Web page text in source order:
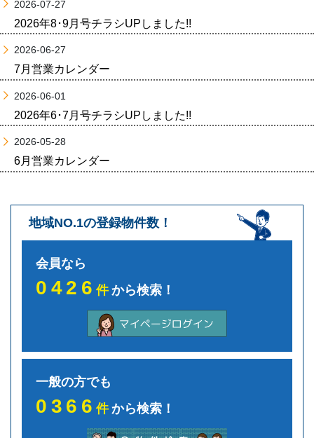
2026-07-27
2026年8･9月号チラシUPしました!!
2026-06-27
7月営業カレンダー
2026-06-01
2026年6･7月号チラシUPしました!!
2026-05-28
6月営業カレンダー
地域NO.1の登録物件数！
会員なら
0426件から検索！
一般の方でも
0366件から検索！